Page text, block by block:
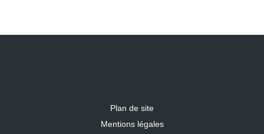
Plan de site
Mentions légales